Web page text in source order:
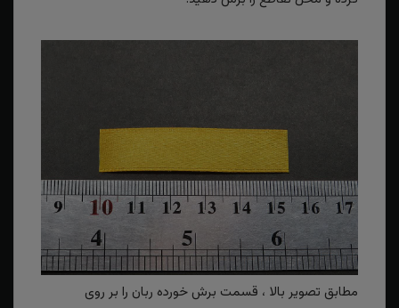
مطابق تصویر بالا ، قسمت برش خورده ربان را بر روی